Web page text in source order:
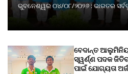
ଭୁବନେଶ୍ୱର ୦୪/୦୮/୨୦୨୬ : ଭାରତର
ବେଦାନ୍ତ
ସ୍ୱର୍ଣ୍ଣ ପଦକ
ପାଇଁ ଯୋଗ୍ୟତା